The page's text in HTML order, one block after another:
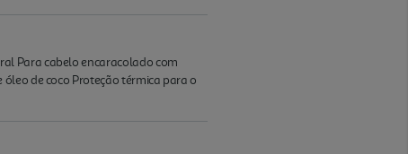
Para cabelo encaracolado com
de coco Proteção térmica para o